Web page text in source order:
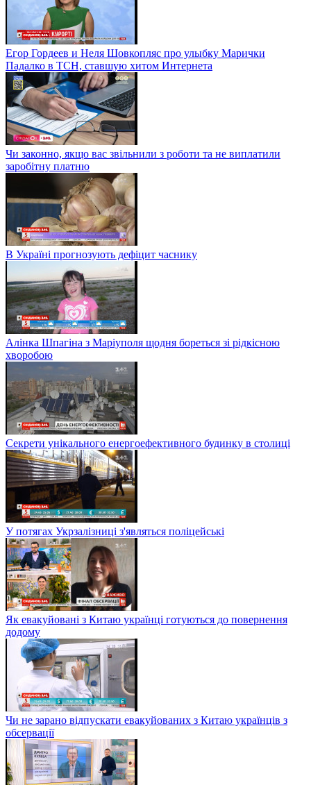
Егор Гордеев и Неля Шовкопляс про улыбку Марички
Падалко в ТСН, ставшую хитом Интернета
Чи законно, якщо вас звільнили з роботи та не виплатили
заробітну платню
В Україні прогнозують дефіцит часнику
Алінка Шпагіна з Маріуполя щодня бореться зі рідкісною
хворобою
Секрети унікального енергоефективного будинку в столиці
У потягах Укрзалізниці з'являться поліцейські
Як евакуйовані з Китаю українці готуються до повернення
додому
Чи не зарано відпускати евакуйованих з Китаю українців з
обсервації